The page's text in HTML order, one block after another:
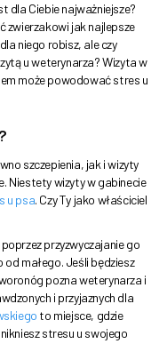
dla Ciebie najważniejsze?
zwierzakowi jak najlepsze
niego robisz, ale czy
u weterynarza? Wizyta w
może powodować stres u
szczepienia, jak i wizyty
Niestety wizyty w gabinecie
u psa. Czy Ty jako właściciel
przyzwyczajanie go
małego. Jeśli będziesz
pozna weterynarza i
i przyjaznych dla
to miejsce, gdzie
stresu u swojego